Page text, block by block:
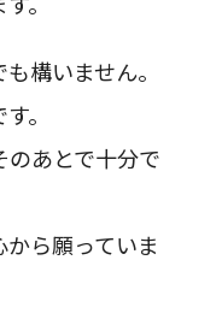
構いません。
。
あとで十分で
ら願っていま